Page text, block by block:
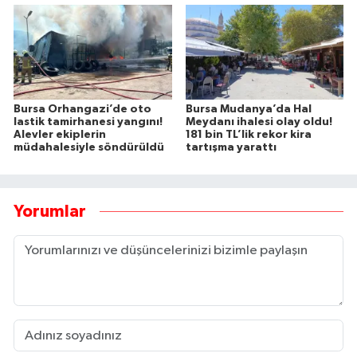
Bursa Orhangazi’de oto
lastik tamirhanesi yangını!
Alevler ekiplerin
müdahalesiyle söndürüldü
Bursa Mudanya’da Hal
Meydanı ihalesi olay oldu!
181 bin TL’lik rekor kira
tartışma yarattı
Yorumlar